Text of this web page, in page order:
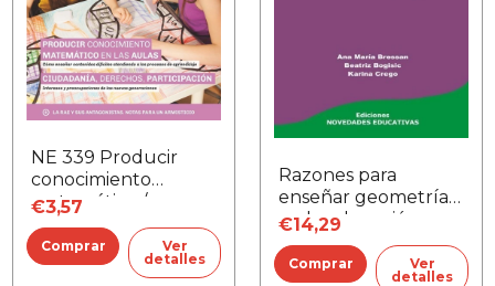
NE 339 Producir
conocimiento
matemático /
Ciudadanía,
derechos,
participación
€3,57
Ver
detalles
Razones para
enseñar geometría
en la educación
básica
€14,29
Ver
detalles